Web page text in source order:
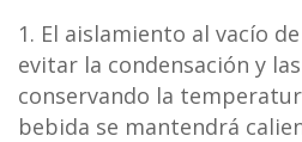
1. El aislamiento al vacío
evitar la condensación y
conservando la
bebida se mantendrá